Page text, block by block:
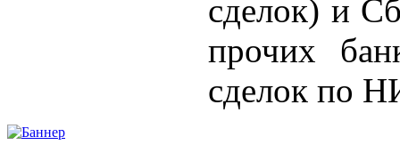
сделок) и
прочих
сделок по